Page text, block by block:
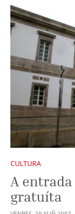
CULTURA
A entrada
gratuíta